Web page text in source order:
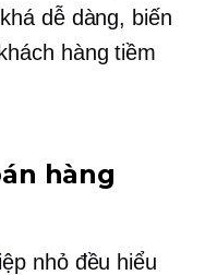
dễ dàng, biến
hàng tiềm
hàng
nhỏ đều hiểu